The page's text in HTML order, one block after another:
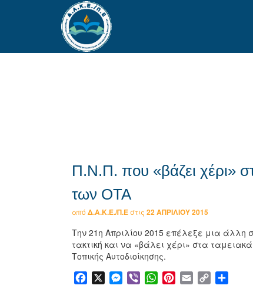
Π.Ν.Π. που «βάζει χέρι»
των ΟΤΑ
από Δ.Α.Κ.Ε./Π.Εστις 22 ΑΠΡΙΛΊΟΥ 2015
Την 21η Απριλίου 2015 επέλεξε μια άλλη
τακτική και να «βάλει χέρι» στα
Τοπικής Αυτοδιοίκησης.
Facebook Messenger
Viber WhatsApp
Pinterest
Email Copy